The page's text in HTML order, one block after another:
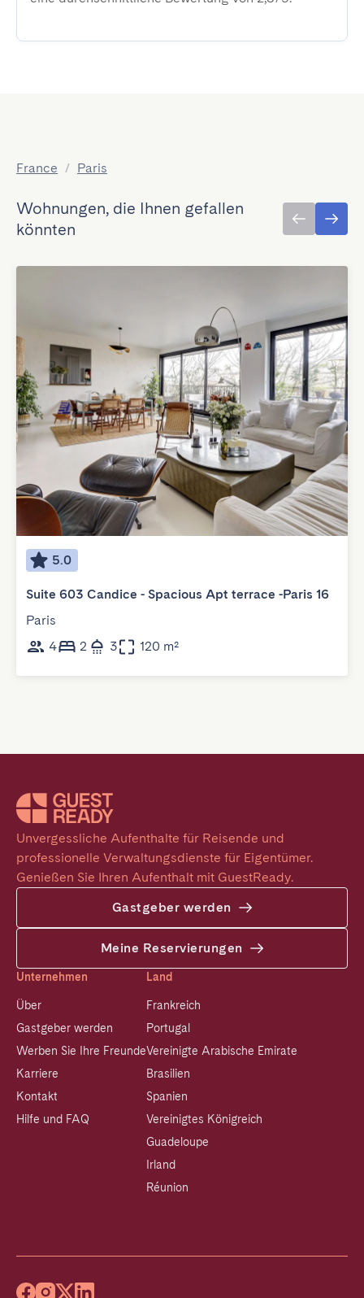
France / Paris
Wohnungen, die Ihnen gefallen
könnten
5.0
Suite 603 Candice - Spacious Apt terrace -Paris 16
Paris
4
2 3 120 m²
Unvergessliche Aufenthalte für Reisende und
professionelle Verwaltungsdienste für Eigentümer.
Genießen Sie Ihren Aufenthalt mit GuestReady.
Gastgeber werden
Meine Reservierungen
Unternehmen
Über
Gastgeber werden
Werben Sie Ihre Freunde
Karriere
Kontakt
Hilfe und FAQ
Land
Frankreich
Portugal
Vereinigte Arabische Emirate
Brasilien
Spanien
Vereinigtes Königreich
Guadeloupe
Irland
Réunion